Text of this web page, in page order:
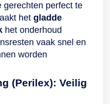
gerechten perfect te
het gladde
het onderhoud
vaak snel en
worden
(Perilex): Veilig